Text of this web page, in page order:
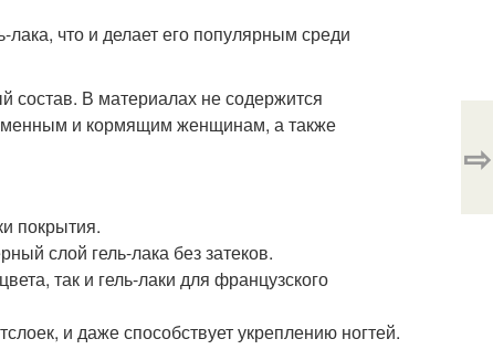
что и делает его популярным среди
состав. В материалах не содержится
и кормящим женщинам, а также
покрытия.
слой гель-лака без затеков.
так и гель-лаки для французского
и даже способствует укреплению ногтей.
⇨